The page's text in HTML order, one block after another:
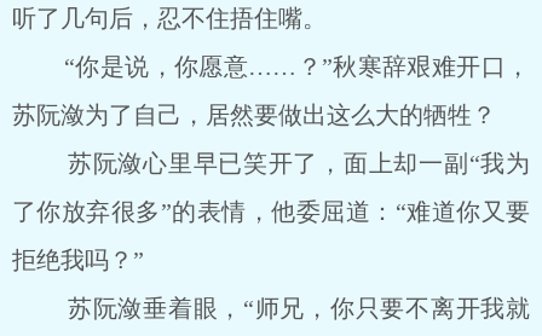
听了几句后，忍不住捂住嘴。
“你是说，你愿意……？”秋寒辞艰难开口，
苏阮潋为了自己，居然要做出这么大的牺牲？
苏阮潋心里早已笑开了，面上却一副“我为
了你放弃很多”的表情，他委屈道：“难道你又要
拒绝我吗？”
苏阮潋垂着眼，“师兄，你只要不离开我就